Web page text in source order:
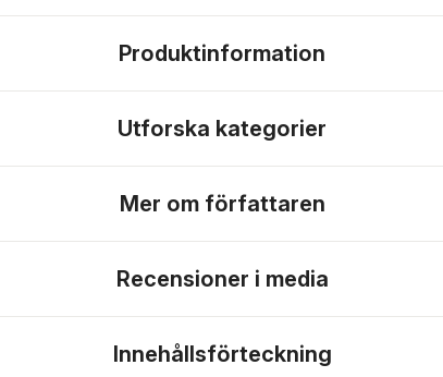
Produktinformation
Utforska kategorier
Mer om författaren
Recensioner i media
Innehållsförteckning